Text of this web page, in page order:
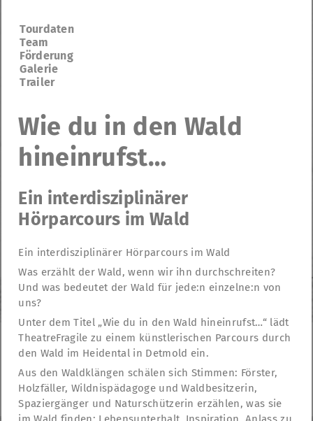
Tourdaten
Team
Förderung
Galerie
Trailer
Wie du in den Wald
hineinrufst…
Ein interdisziplinärer
Hörparcours im Wald
Ein interdisziplinärer Hörparcours im Wald
Was erzählt der Wald, wenn wir ihn durchschreiten?
Und was bedeutet der Wald für jede:n einzelne:n von
uns?
Unter dem Titel „Wie du in den Wald hineinrufst…“ lädt
TheatreFragile zu einem künstlerischen Parcours durch
den Wald im Heidental in Detmold ein.
Aus den Waldklängen schälen sich Stimmen: Förster,
Holzfäller, Wildnispädagoge und Waldbesitzerin,
Spaziergänger und Naturschützerin erzählen, was sie
Newsletter . Donations . Subvention . Contact
mentions légales
. déclaration de confidentialité